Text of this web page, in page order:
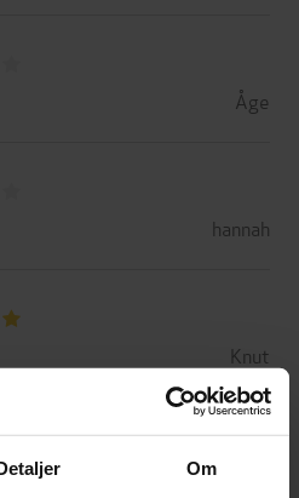
Om
Åge
hannah
Knut
Jorunn